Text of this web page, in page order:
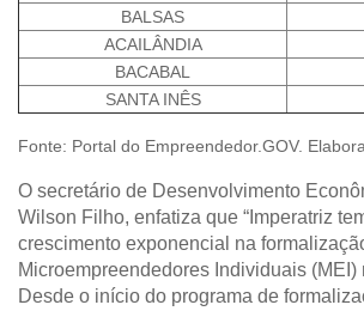
BALSAS
ACAILÂNDIA
BACABAL
SANTA INÊS
Fonte: Portal do Empreendedor.GOV.
O secretário de Desenvolvimento
Wilson Filho, enfatiza que “Imperatriz
crescimento exponencial na
Microempreendedores Individuais (MEI)
Desde o início do programa de